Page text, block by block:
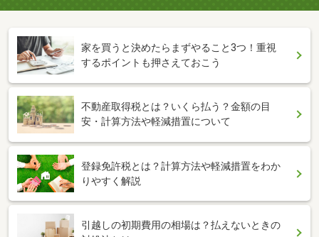
家を買うと決めたらまずやること3つ！重視
するポイントも押さえておこう
不動産取得税とは？いくら払う？金額の目
安・計算方法や軽減措置について
登録免許税とは？計算方法や軽減措置をわか
りやすく解説
引越しの初期費用の相場は？払えないときの